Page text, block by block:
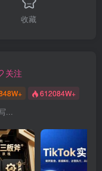
收藏
关注
612084W+
...